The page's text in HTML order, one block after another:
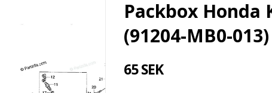
Packbox Honda
(91204-MB0-
65 SEK